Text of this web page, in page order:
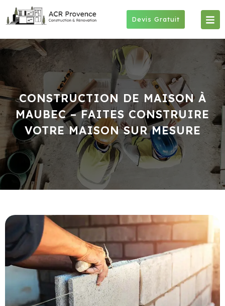
Devis Gratuit
CONSTRUCTION DE MAISON À
MAUBEC – FAITES CONSTRUIRE
VOTRE MAISON SUR MESURE